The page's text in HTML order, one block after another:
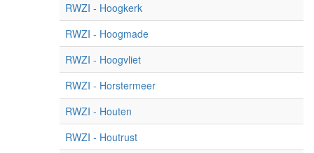
RWZI - Hoogkerk
RWZI - Hoogmade
RWZI - Hoogvliet
RWZI - Horstermeer
RWZI - Houten
RWZI - Houtrust